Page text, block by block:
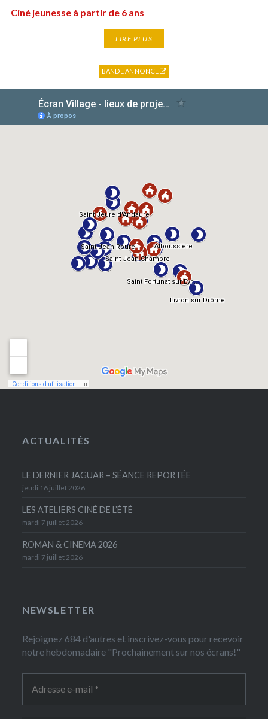
Ciné jeunesse à partir de 6 ans
LIRE PLUS
BANDE ANNONCE
ACTUALITÉS
LE DERNIER JAGUAR – SÉANCE REPORTÉE
jeudi 16 juillet 2026
LES ATELIERS CINÉ DE L’ÉTÉ
mardi 7 juillet 2026
ROMAN & CINEMA 2026
mardi 7 juillet 2026
NEWSLETTER
Rejoignez 684 d'autres et inscrivez-vous pour recevoir
notre hebdomadaire "Prochainement sur nos écrans!"